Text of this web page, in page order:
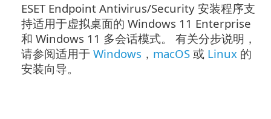
ESET Endpoint Antivirus/Security 安装程序支
持适用于虚拟桌面的 Windows 11 Enterprise
和 Windows 11 多会话模式。 有关分步说明，
请参阅适用于 Windows ， macOS 或 Linux 的
安装向导。